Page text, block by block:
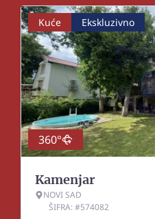
Kuće Ekskluzivno
360°
Kamenjar
NOVI SAD
ŠIFRA: #574082